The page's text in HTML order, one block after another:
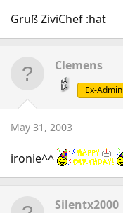
Gruß ZiviChef :hat
Clemens
Ex-Admin
May 31, 2003
ironie^^
Silentx2000